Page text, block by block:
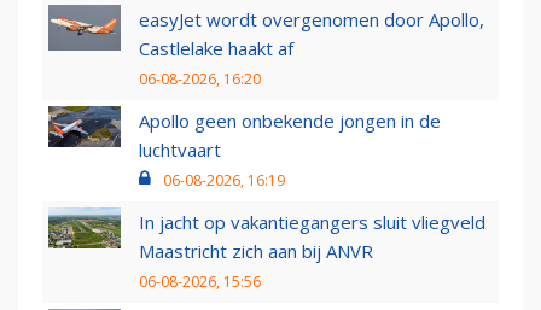
easyJet wordt overgenomen door Apollo,
Castlelake haakt af
06-08-2026, 16:20
Apollo geen onbekende jongen in de
luchtvaart
06-08-2026, 16:19
In jacht op vakantiegangers sluit vliegveld
Maastricht zich aan bij ANVR
06-08-2026, 15:56